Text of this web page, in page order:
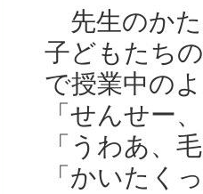
先生のかた
子どもたち
で授業中の
「せんせー
「うわあ、
「かいたく